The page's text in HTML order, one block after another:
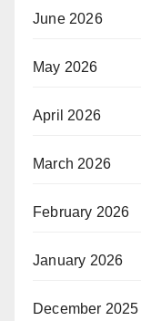
June 2026
May 2026
April 2026
March 2026
February 2026
January 2026
December 2025